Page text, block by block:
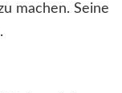
machen. Seine